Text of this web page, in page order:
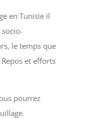
en Tunisie il
le temps que
et efforts
pourrez